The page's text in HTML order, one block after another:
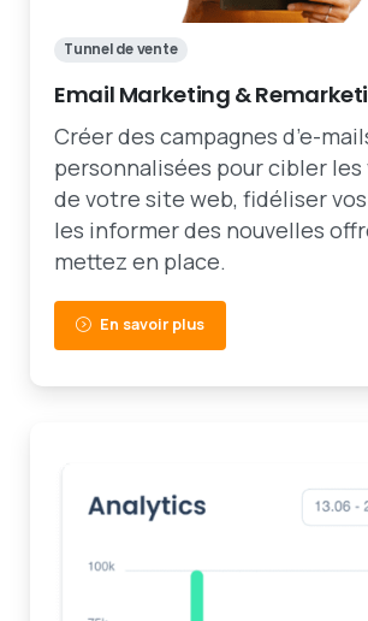
Tunnel de vente
Email Marketing &
Créer des campagnes d’e-
personnalisées pour cibler
de votre site web, fidéliser
les informer des nouvelles
mettez en place.
En savoir plus